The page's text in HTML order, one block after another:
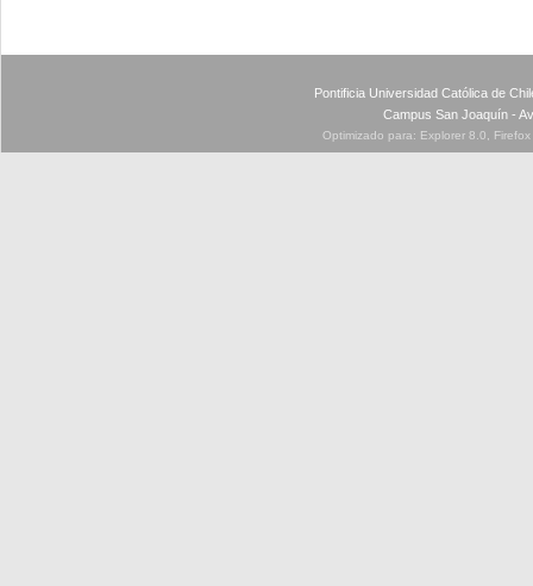
Pontificia Universidad Católica de
Campus San Joaquín -
Optimizado para: Explorer 8.0,